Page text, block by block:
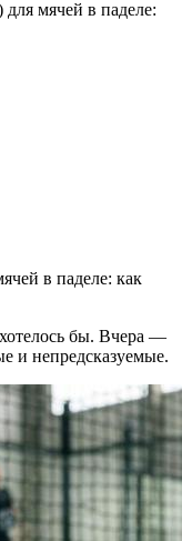
мячей в паделе:
в паделе: как
бы. Вчера —
и непредсказуемые.